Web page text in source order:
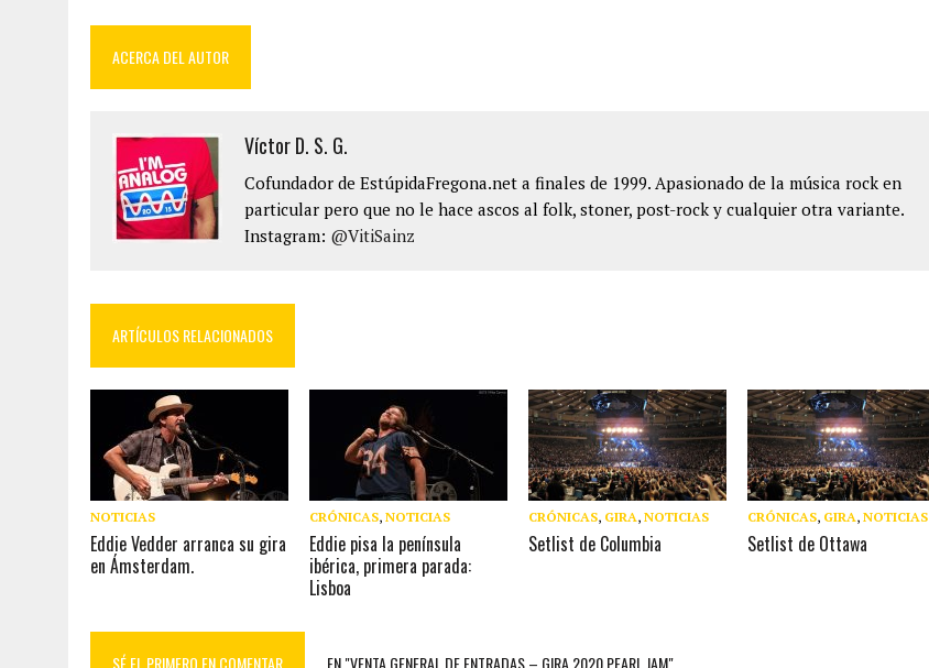
ACERCA DEL AUTOR
Víctor D. S. G.
Cofundador de EstúpidaFregona.net a finales de 1999. Apasionado de la música rock en
particular pero que no le hace ascos al folk, stoner, post-rock y cualquier otra variante.
Instagram: @VitiSainz
ARTÍCULOS RELACIONADOS
NOTICIAS
Eddie Vedder arranca su gira
en Ámsterdam.
CRÓNICAS,NOTICIAS
Eddie pisa la península
ibérica, primera parada:
Lisboa
CRÓNICAS, GIRA,NOTICIAS
Setlist de Columbia
CRÓNICAS, GIRA,NOTICIAS
Setlist de Ottawa
SÉ EL PRIMERO EN COMENTAR EN "VENTA GENERAL DE ENTRADAS – GIRA 2020 PEARL JAM"